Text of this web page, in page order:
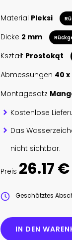
Material Pleksi
Dicke 2 mm
Kształt Prostokąt
Abmessungen 40
Montagesatz
Kostenlose
Das
nicht sichtbar.
Preis 26.17 €
Geschätztes
IN DEN